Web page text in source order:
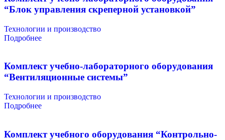
“Блок управления скреперной установкой”
Технологии и производство
Подробнее
Комплект учебно-лабораторного оборудования
“Вентиляционные системы”
Технологии и производство
Подробнее
Комплект учебного оборудования “Контрольно-